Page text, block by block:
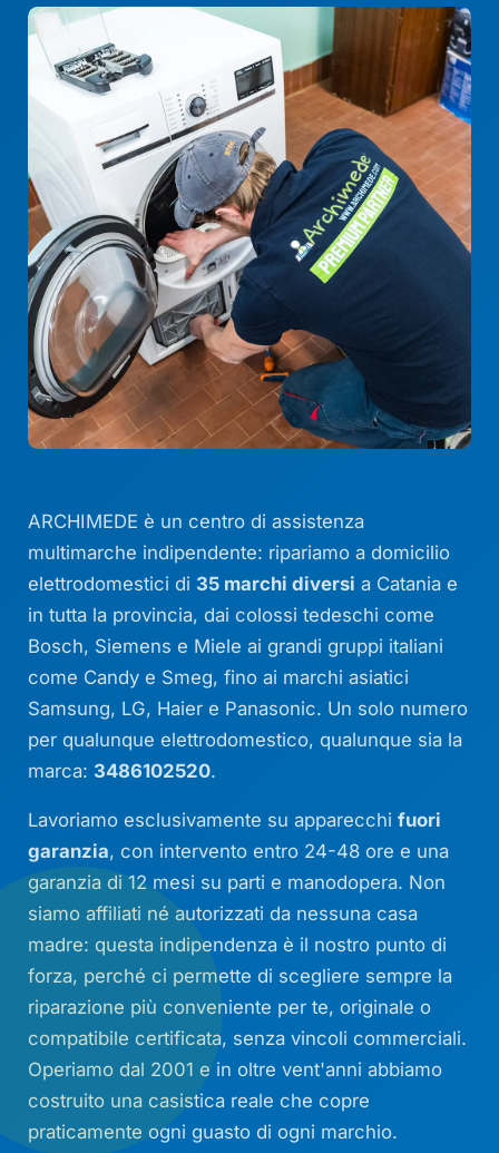
ARCHIMEDE è un centro di assistenza
multimarche indipendente: ripariamo a domicilio
elettrodomestici di 35 marchi diversi a Catania e
in tutta la provincia, dai colossi tedeschi come
Bosch, Siemens e Miele ai grandi gruppi italiani
come Candy e Smeg, fino ai marchi asiatici
Samsung, LG, Haier e Panasonic. Un solo numero
per qualunque elettrodomestico, qualunque sia la
marca: 3486102520.
Lavoriamo esclusivamente su apparecchifuori
garanzia, con intervento entro 24-48 ore e una
garanzia di 12 mesi su parti e manodopera. Non
siamo affiliati né autorizzati da nessuna casa
madre: questa indipendenza è il nostro punto di
forza, perché ci permette di scegliere sempre la
riparazione più conveniente per te, originale o
compatibile certificata, senza vincoli commerciali.
Operiamo dal 2001 e in oltre vent'anni abbiamo
costruito una casistica reale che copre
praticamente ogni guasto di ogni marchio.